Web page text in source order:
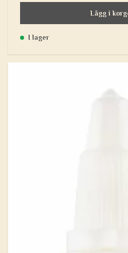
Lägg i
I lager